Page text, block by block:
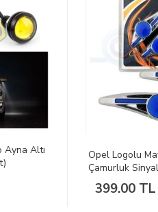
Ledli Yan
12V